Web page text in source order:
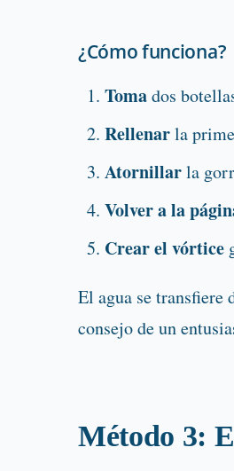
¿Cómo funciona?
Tomados
Rellenarla
Atornillarla
Volver a la
Crear el vórtice
El agua se transfiere
consejo de un
Método 3: